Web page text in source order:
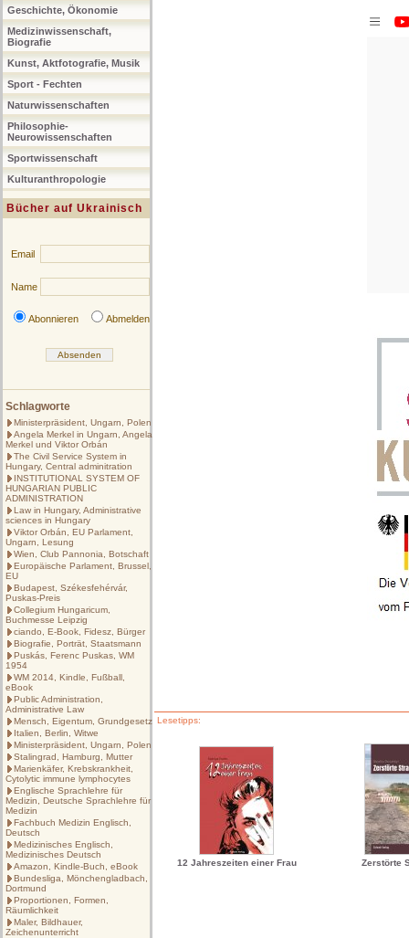
Geschichte, Ökonomie
Medizinwissenschaft,
Biografie
Kunst, Aktfotografie, Musik
Sport - Fechten
Naturwissenschaften
Philosophie-
Neurowissenschaften
Sportwissenschaft
Kulturanthropologie
Bücher auf Ukrainisch
Email
Name
Abonnieren Abmelden
Schlagworte
Ministerpräsident, Ungarn, Polen
Angela Merkel in Ungarn, Angela
Merkel und Viktor Orbán
The Civil Service System in
Hungary, Central adminitration
INSTITUTIONAL SYSTEM OF
HUNGARIAN PUBLIC
ADMINISTRATION
Law in Hungary, Administrative
sciences in Hungary
Viktor Orbán, EU Parlament,
Ungarn, Lesung
Wien, Club Pannonia, Botschaft
Europäische Parlament, Brussel,
EU
Budapest, Székesfehérvár,
Puskas-Preis
Collegium Hungaricum,
Buchmesse Leipzig
ciando, E-Book, Fidesz, Bürger
Biografie, Porträt, Staatsmann
Puskás, Ferenc Puskas, WM
1954
WM 2014, Kindle, Fußball,
eBook
Public Administration,
Administrative Law
Mensch, Eigentum, Grundgesetz
Italien, Berlin, Witwe
Ministerpräsident, Ungarn, Polen
Stalingrad, Hamburg, Mutter
Marienkäfer, Krebskrankheit,
Cytolytic immune lymphocytes
Englische Sprachlehre für
Medizin, Deutsche Sprachlehre für
Medizin
Fachbuch Medizin Englisch,
Deutsch
Medizinisches Englisch,
Medizinisches Deutsch
Amazon, Kindle-Buch, eBook
Bundesliga, Mönchengladbach,
Dortmund
Proportionen, Formen,
Räumlichkeit
Maler, Bildhauer,
Zeichenunterricht
Lesetipps:
12 Jahreszeiten einer Frau Zerstörte